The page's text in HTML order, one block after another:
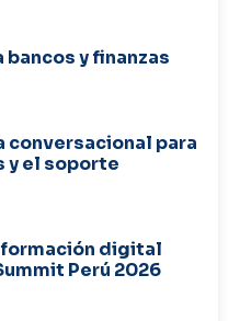
y finanzas
conversacional para
y el soporte
digital
Perú 2026